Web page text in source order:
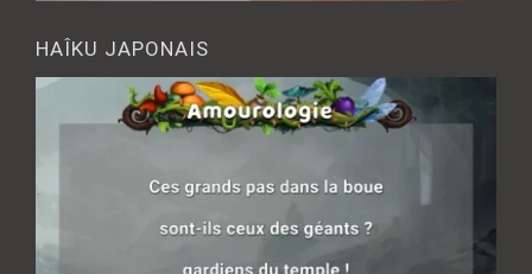
HAÎKU JAPONAIS